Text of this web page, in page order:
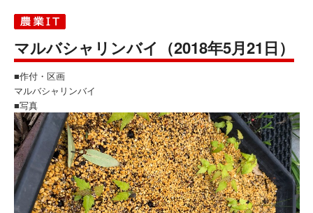
マルバシャリンバイ（2018年5月21日）
■作付・区画
マルバシャリンバイ
■写真